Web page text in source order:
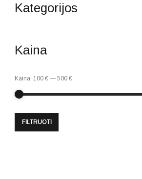
Kategorijos
Kaina
FILTRUOTI
Kaina: 100 € — 500 €